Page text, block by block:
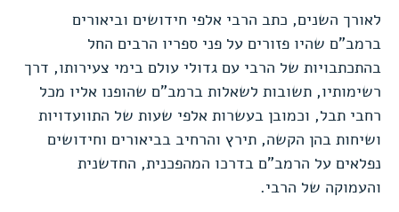
לאורך השנים, כתב הרבי אלפי חידושים וביאורים
ברמב”ם שהיו פזורים על פני ספריו הרבים החל
בהתכתבויות של הרבי עם גדולי עולם בימי צעירותו, דרך
רשימותיו, תשובות לשאלות ברמב”ם שהופנו אליו מכל
רחבי תבל, וכמובן בעשרות אלפי שעות של התוועדויות
ושיחות בהן הקשה, תירץ והרחיב בביאורים וחידושים
נפלאים על הרמב”ם בדרכו המהפכנית, החדשנית
והעמוקה של הרבי.